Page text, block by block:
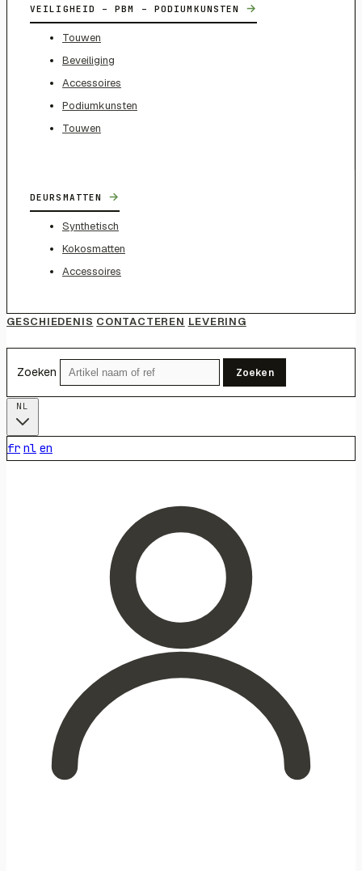
VEILIGHEID – PBM – PODIUMKUNSTEN →
Touwen
Beveiliging
Accessoires
Podiumkunsten
Touwen
DEURSMATTEN →
Synthetisch
Kokosmatten
Accessoires
GESCHIEDENIS CONTACTEREN LEVERING
Zoeken Zoeken
fr nl en